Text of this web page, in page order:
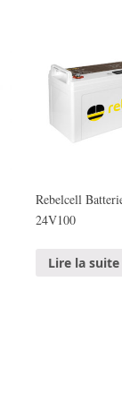
Rebelcell
24V100
Lire la suite